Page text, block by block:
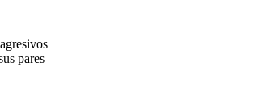
pares